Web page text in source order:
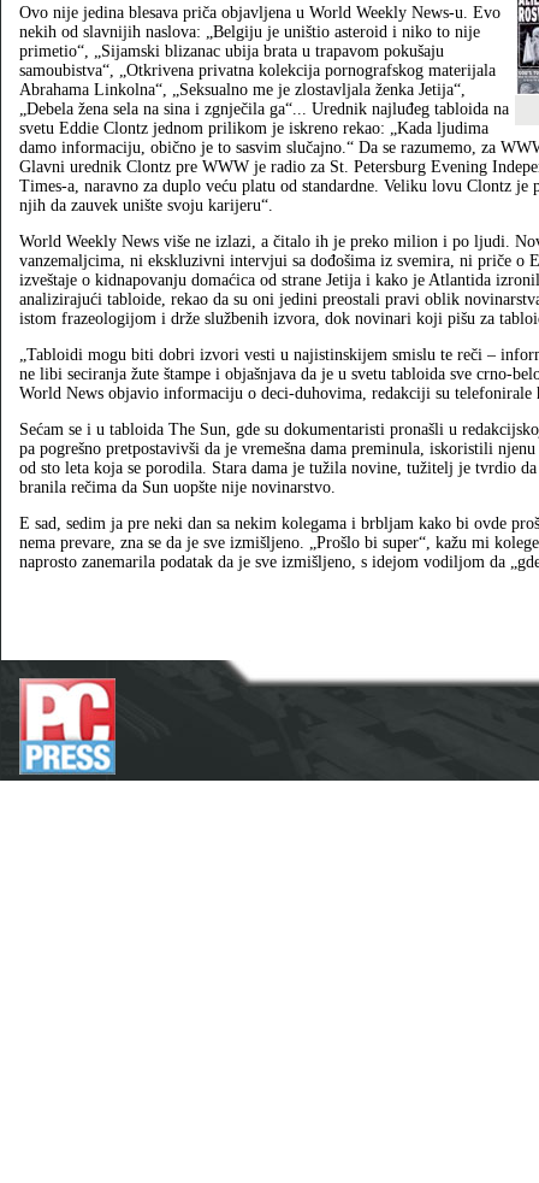
Ovo nije jedina blesava priča objavljena u World Weekly News-u. Evo
nekih od slavnijih naslova: „Belgiju je uništio asteroid i niko to nije
primetio“, „Sijamski blizanac ubija brata u trapavom pokušaju
samoubistva“, „Otkrivena privatna kolekcija pornografskog materijala
Abrahama Linkolna“, „Seksualno me je zlostavljala ženka Jetija“,
„Debela žena sela na sina i zgnječila ga“... Urednik najluđeg tabloida na
svetu Eddie Clontz jednom prilikom je iskreno rekao: „Kada ljudima
damo informaciju, obično je to sasvim slučajno.“ Da se razumemo, za
Glavni urednik Clontz pre WWW je radio za St. Petersburg Evening
Times‑a, naravno za duplo veću platu od standardne. Veliku lovu Clontz
njih da zauvek unište svoju karijeru“.
World Weekly News više ne izlazi, a čitalo ih je preko milion i po ljudi.
vanzemaljcima, ni ekskluzivni intervjui sa dođošima iz svemira, ni priče o
izveštaje o kidnapovanju domaćica od strane Jetija i kako je Atlantida
analizirajući tabloide, rekao da su oni jedini preostali pravi oblik
istom frazeologijom i drže službenih izvora, dok novinari koji pišu za
„Tabloidi mogu biti dobri izvori vesti u najistinskijem smislu te reči –
ne libi seciranja žute štampe i objašnjava da je u svetu tabloida sve
World News objavio informaciju o deci-duhovima, redakciji su telefonirale
Sećam se i u tabloida The Sun, gde su dokumentaristi pronašli u
pa pogrešno pretpostavivši da je vremešna dama preminula, iskoristili
od sto leta koja se porodila. Stara dama je tužila novine, tužitelj je tvrdio
branila rečima da Sun uopšte nije novinarstvo.
E sad, sedim ja pre neki dan sa nekim kolegama i brbljam kako bi ovde
nema prevare, zna se da je sve izmišljeno. „Prošlo bi super“, kažu mi
naprosto zanemarila podatak da je sve izmišljeno, s idejom vodiljom da